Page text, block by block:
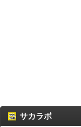
サカラボ